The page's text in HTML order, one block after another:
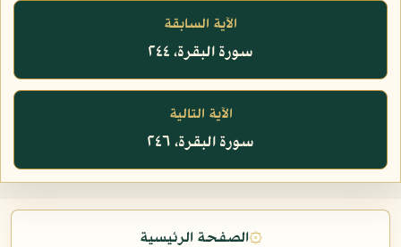
الآية السابقة
سورة البقرة، ٢٤٤
الآية التالية
سورة البقرة، ٢٤٦
۞الصفحة الرئيسية